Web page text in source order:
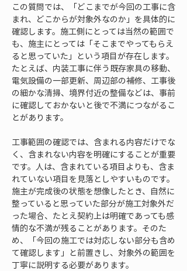
この質問では、「どこまでが今回の工事に含
まれ、どこからが対象外なのか」を具体的に
確認します。施工側にとっては当然の範囲で
も、施主にとっては「そこまでやってもらえ
ると思っていた」という項目が存在します。
たとえば、内装工事に伴う既存家具の移動、
電気設備の一部更新、周辺部の補修、工事後
の細かな清掃、境界付近の整備などは、事前
に確認しておかないと後で不満につながるこ
とがあります。
工事範囲の確認では、含まれる内容だけでな
く、含まれない内容を明確にすることが重要
です。人は、含まれている項目よりも、含ま
れていない項目を見落としやすいものです。
施主が完成後の状態を想像したとき、自然に
整っていると思っていた部分が施工対象外だ
った場合、たとえ契約上は明確であっても感
情的な不満が残ることがあります。そのた
め、「今回の施工では対応しない部分も含め
て確認します」と前置きし、対象外の範囲を
丁寧に説明する必要があります。